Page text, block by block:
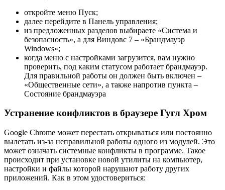
откройте меню Пуск;
далее перейдите в Панель управления;
из предложенных разделов выбираете «Система и
безопасность», а для Виндовс 7 – «Брандмауэр
Windows»;
когда меню с настройками загрузится, вам нужно
проверить, под каким статусом работает брандмауэр.
Для правильной работы он должен быть включен –
«Общественные сети», а также напротив пункта –
Состояние брандмауэра
Устранение конфликтов в браузере Гугл Хром
Google Chrome может перестать открываться или постоянно
вылетать из-за неправильной работы одного из модулей. Это
может означать системные конфликты в программе. Такое
происходит при установке новой утилиты на компьютер,
настройки и файлы которой нарушают работу других
приложений. Как в этом удостовериться: